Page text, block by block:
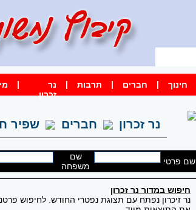
חינוך | חברים | תרבות |
נר
זכרון
|
נר זכרון חברים שפיר
שם פרטי
שם
משפחה
חיפוש במדור נר זכרון
נר זיכרון נפתח עם תצוגת נפטרי החודש. לחיפוש